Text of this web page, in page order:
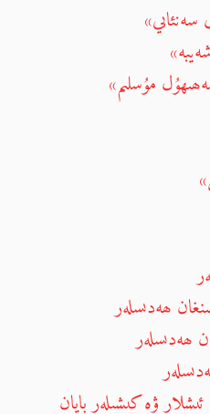
مۇسلىم»
ھەدىسلەر
ھەدىسلەر
ۋە كىشىلەر بايان